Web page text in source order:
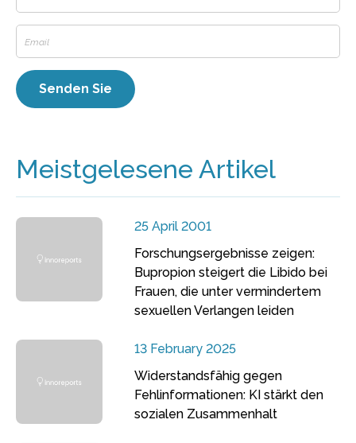
Meistgelesene Artikel
25 April 2001
Forschungsergebnisse zeigen:
Bupropion steigert die Libido bei
Frauen, die unter vermindertem
sexuellen Verlangen leiden
13 February 2025
Widerstandsfähig gegen
Fehlinformationen: KI stärkt den
sozialen Zusammenhalt